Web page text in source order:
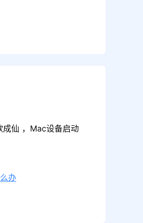
仙 ，Mac设备启动
办